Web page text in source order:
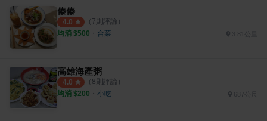
傣傣
4.0 （ 7則評論）
均消 $500 ・ 合菜
高雄海產粥
4.0 （ 8則評論）
均消 $200 ・ 小吃